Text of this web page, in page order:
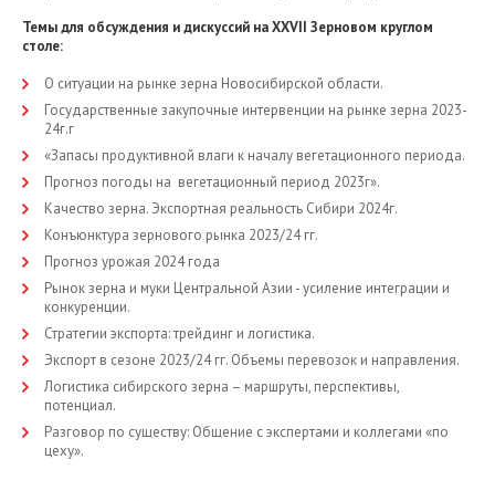
Темы для обсуждения и дискуссий на XXVII Зерновом круглом
столе:
О ситуации на рынке зерна Новосибирской области.
Государственные закупочные интервенции на рынке зерна 2023-
24г.г
«Запасы продуктивной влаги к началу вегетационного периода.
Прогноз погоды на вегетационный период 2023г».
Качество зерна. Экспортная реальность Сибири 2024г.
Конъюнктура зернового рынка 2023/24 гг.
Прогноз урожая 2024 года
Рынок зерна и муки Центральной Азии - усиление интеграции и
конкуренции.
Стратегии экспорта: трейдинг и логистика.
Экспорт в сезоне 2023/24 гг. Объемы перевозок и направления.
Логистика сибирского зерна – маршруты, перспективы,
потенциал.
Разговор по существу: Общение с экспертами и коллегами «по
цеху».